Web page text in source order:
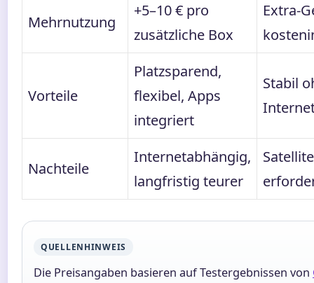
Mehrnutzung
+5–10 € pro
zusätzliche Box
Extra-
Vorteile
Platzsparend,
flexibel, Apps
integriert
Stabil
Nachteile
Internetabhängig,
langfristig teurer
QUELLENHINWEIS
Die Preisangaben basieren auf Testergebnissen von